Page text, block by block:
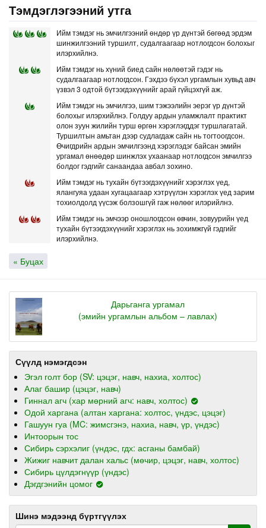
Тэмдэглэгээний утга
Ийм тэмдэг нь эмчилгээний өндөр үр дүнтэй бөгөөд эрдэм
шинжилгээний туршилт, судалгаагаар нотлогдсон болохыг
илэрхийлнэ.
Ийм тэмдэг нь хүний биед сайн нөлөөтэй гэдэг нь
судалгаагаар нотлогдсон. Гэхдээ бүхэл ургамлын хувьд авч
үзвэл 3 одтой бүтээгдэхүүнийг арай гүйцэхгүй аж.
Ийм тэмдэг нь эмчилгээ, шим тэжээлийн эерэг үр дүнтэй
болохыг илэрхийлнэ. Голдуу ардын уламжлалт практикт
олон зуун жилийн турш өргөн хэрэглэгддэг туршлагатай.
Туршилтын амьтан дээр судлагдаж сайн нь тогтоогдсон.
Өчигдрийн ардын эмчилгээнд хэрэглэдэг байсан эмийн
ургамал өнөөдөр шинжлэх ухаанаар нотлогдсон эмчилгээ
болдог гэдгийг санаандаа авбал зохино.
Ийм тэмдэг нь тухайн бүтээгдэхүүнийг хэрэглэх үед,
ялангуяа удаан хугацаагаар хэтрүүлэн хэрэглэх үед зарим
тохиолдолд үүсэж болзошгүй гаж нөлөөг илэрийлнэ.
Ийм тэмдэг нь эмчээр оношлогдсон өвчин, зовуурийн үед
тухайн бүтээгдэхүүнийг хэрэглэх нь зохимжгүй гэдгийг
илэрхийлнэ.
« Буцах
Дарьганга ургамал
(эмийн ургамлын альбом – лавлах)
Сүүлд нэмэгдсэн
Эгэл голт бор (SV: цэцэг, навч, нахиа, холтос)
Алаг башир (цэцэг, навч)
Гиннал агч (хар мөрний агч: навч, холтос)
Одой харгана (алтан харгана: холтос, үндэс, цэцэг)
Гашуун гуа (MC: жимсгэнэ, нахиа, навч, үр, үндэс)
Интоорын тос
Сибирь сэрхэлиг (үндэс, гдх: асганы бамбай)
Жижиг навчит далан хальс (мөчир, цэцэг, навч, холтос)
Сибирь цүлдэгнүүр (үндэс)
Дэгдгэнийн цомог
Шинэ мэдээнд бүртгүүлэх